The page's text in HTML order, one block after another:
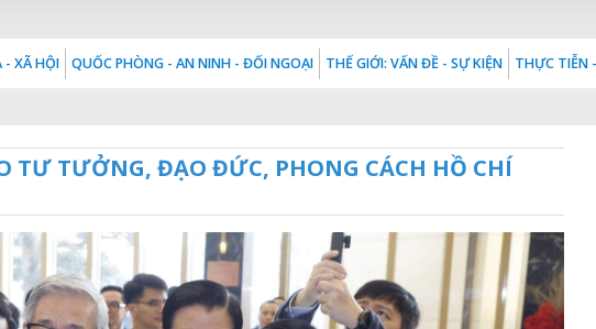
- XÃ HỘI QUỐC PHÒNG - AN NINH - ĐỐI NGOẠI THẾ GIỚI: VẤN ĐỀ - SỰ KIỆN THỰC TIỄN
TƯ TƯỞNG, ĐẠO ĐỨC, PHONG CÁCH HỒ CHÍ